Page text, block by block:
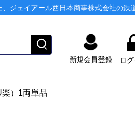
ジェイアール西日本商事株式会社の鉄
新規会員登録 ロ
）1両単品